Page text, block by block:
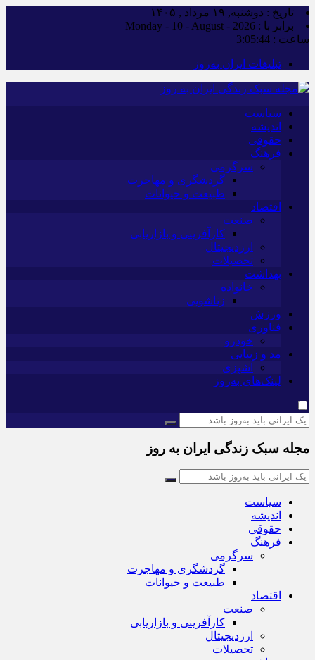
تاریخ : دوشنبه, ۱۹ مرداد , ۱۴۰۵
برابر با : Monday - 10 - August - 2026
ساعت : 3:05:44
تبلیغات ایران به‌روز
سیاست
اندیشه
حقوقی
فرهنگ
سرگرمی
گردشگری و مهاجرت
طبیعت و حیوانات
اقتصاد
صنعت
کارآفرینی و بازاریابی
ارزدیجیتال
تحصیلات
بهداشت
خانواده
زناشویی
ورزش
فناوری
خودرو
مد و زیبایی
آشپزی
لینک‌های به‌روز
مجله سبک زندگی ایران به روز
سیاست
اندیشه
حقوقی
فرهنگ
سرگرمی
گردشگری و مهاجرت
طبیعت و حیوانات
اقتصاد
صنعت
کارآفرینی و بازاریابی
ارزدیجیتال
تحصیلات